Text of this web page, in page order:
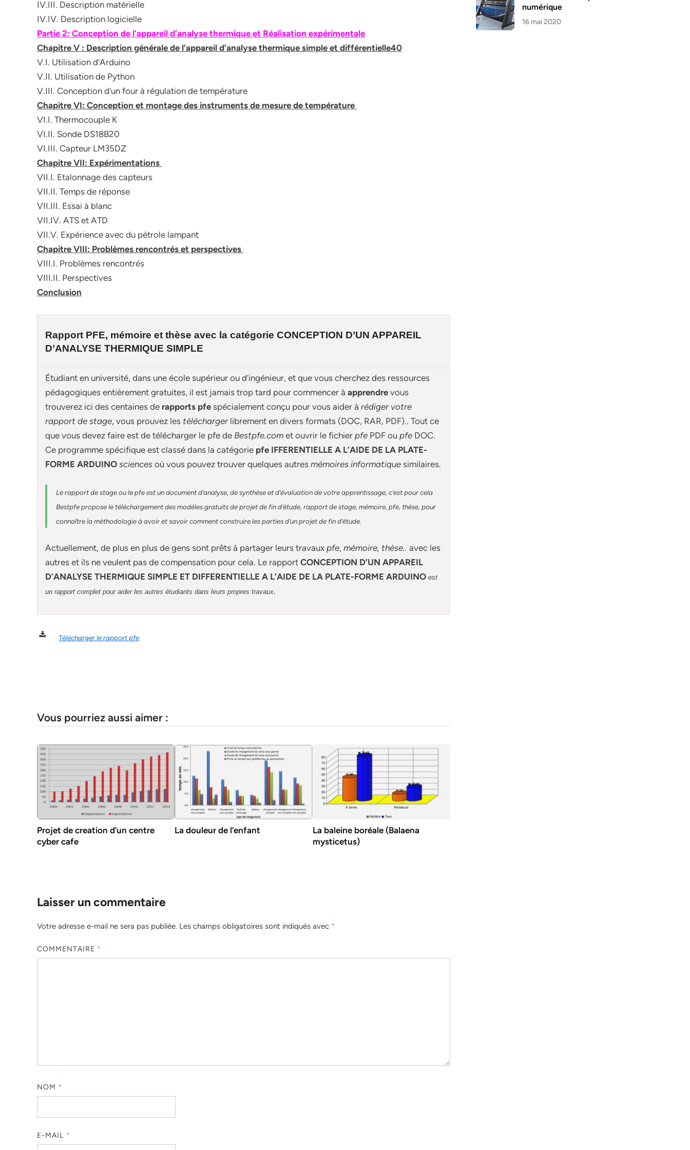
IV.III. Description matérielle
IV.IV. Description logicielle
Partie 2: Conception de l’appareil d’analyse thermique et Réalisation expérimentale
Chapitre V : Description générale de l’appareil d’analyse thermique simple et différentielle40
V.I. Utilisation d’Arduino
V.II. Utilisation de Python
V.III. Conception d’un four à régulation de température
Chapitre VI: Conception et montage des instruments de mesure de température
VI.I. Thermocouple K
VI.II. Sonde DS18B20
VI.III. Capteur LM35DZ
Chapitre VII: Expérimentations
VII.I. Etalonnage des capteurs
VII.II. Temps de réponse
VII.III. Essai à blanc
VII.IV. ATS et ATD
VII.V. Expérience avec du pétrole lampant
Chapitre VIII: Problèmes rencontrés et perspectives
VIII.I. Problèmes rencontrés
VIII.II. Perspectives
Conclusion
Rapport PFE, mémoire et thèse avec la catégorie CONCEPTION D’UN APPAREIL
D’ANALYSE THERMIQUE SIMPLE
Étudiant en université, dans une école supérieur ou d’ingénieur, et que vous cherchez des ressources
pédagogiques entièrement gratuites, il est jamais trop tard pour commencer à apprendre vous
trouverez ici des centaines de rapports pfe spécialement conçu pour vous aider à rédiger votre
rapport de stage, vous prouvez les télécharger librement en divers formats (DOC, RAR, PDF).. Tout ce
que vous devez faire est de télécharger le pfe de Bestpfe.com et ouvrir le fichier pfe PDF ou pfe DOC.
Ce programme spécifique est classé dans la catégorie pfe IFFERENTIELLE A L’AIDE DE LA PLATE-
FORME ARDUINO sciences où vous pouvez trouver quelques autres mémoires informatique similaires.
Le rapport de stage ou le pfe est un document d’analyse, de synthèse et d’évaluation de votre apprentissage, c’est pour cela
Bestpfepropose le téléchargement des modèles gratuits de projet de fin d’étude, rapport de stage, mémoire, pfe, thèse, pour
connaître la méthodologie à avoir et savoir comment construire les parties d’un projet de fin d’étude
Actuellement, de plus en plus de gens sont prêts à partager leurs travaux pfe, mémoire, thèse.. avec les
autres et ils ne veulent pas de compensation pour cela. Le rapport CONCEPTION D’UN APPAREIL
D’ANALYSE THERMIQUE SIMPLE ET DIFFERENTIELLE A L’AIDE DE LA PLATE-FORME ARDUINO est
un rapport complet pour aider les autres étudiants dans leurs propres travaux.
Télécharger le rapport pfe
Vous pourriez aussi aimer :
Projet de creation d’un centre
cyber cafe
La douleur de l’enfant
La baleine boréale (Balaena
mysticetus)
Laisser un commentaire
Votre adresse e-mail ne sera pas publiée. Les champs obligatoires sont indiqués avec *
COMMENTAIRE *
NOM *
E-MAIL *
numérique
16 mai 2020